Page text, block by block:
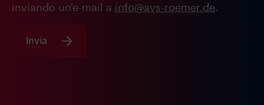
inviando un'e-mail a info@avs-roemer.de.
Invia